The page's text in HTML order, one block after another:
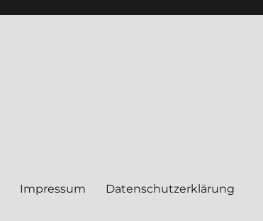
Impres­sum Daten­schutz­er­klä­rung